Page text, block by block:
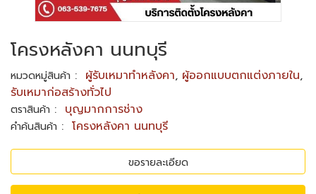
โครงหลังคา นนทบุรี
หมวดหมู่สินค้า : ผู้รับเหมาทำหลังคา, ผู้ออกแบบตกแต่งภายใน,
รับเหมาก่อสร้างทั่วไป
ตราสินค้า : บุญมากการช่าง
คำค้นสินค้า : โครงหลังคา นนทบุรี
ขอรายละเอียด